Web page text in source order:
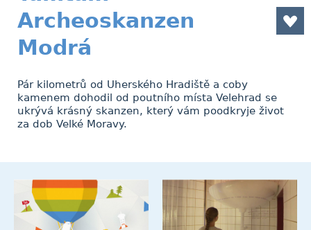
Archeoskanzen
Modrá
Pár kilometrů od Uherského Hradiště a coby
kamenem dohodil od poutního místa Velehrad se
ukrývá krásný skanzen, který vám poodkryje život
za dob Velké Moravy.